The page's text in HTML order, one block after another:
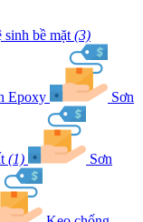
bề mặt (3)
Epoxy Sơn
(1) Sơn